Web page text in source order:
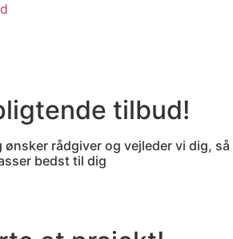
tilbud!
ønsker rådgiver og vejleder vi dig, så
bedst til dig